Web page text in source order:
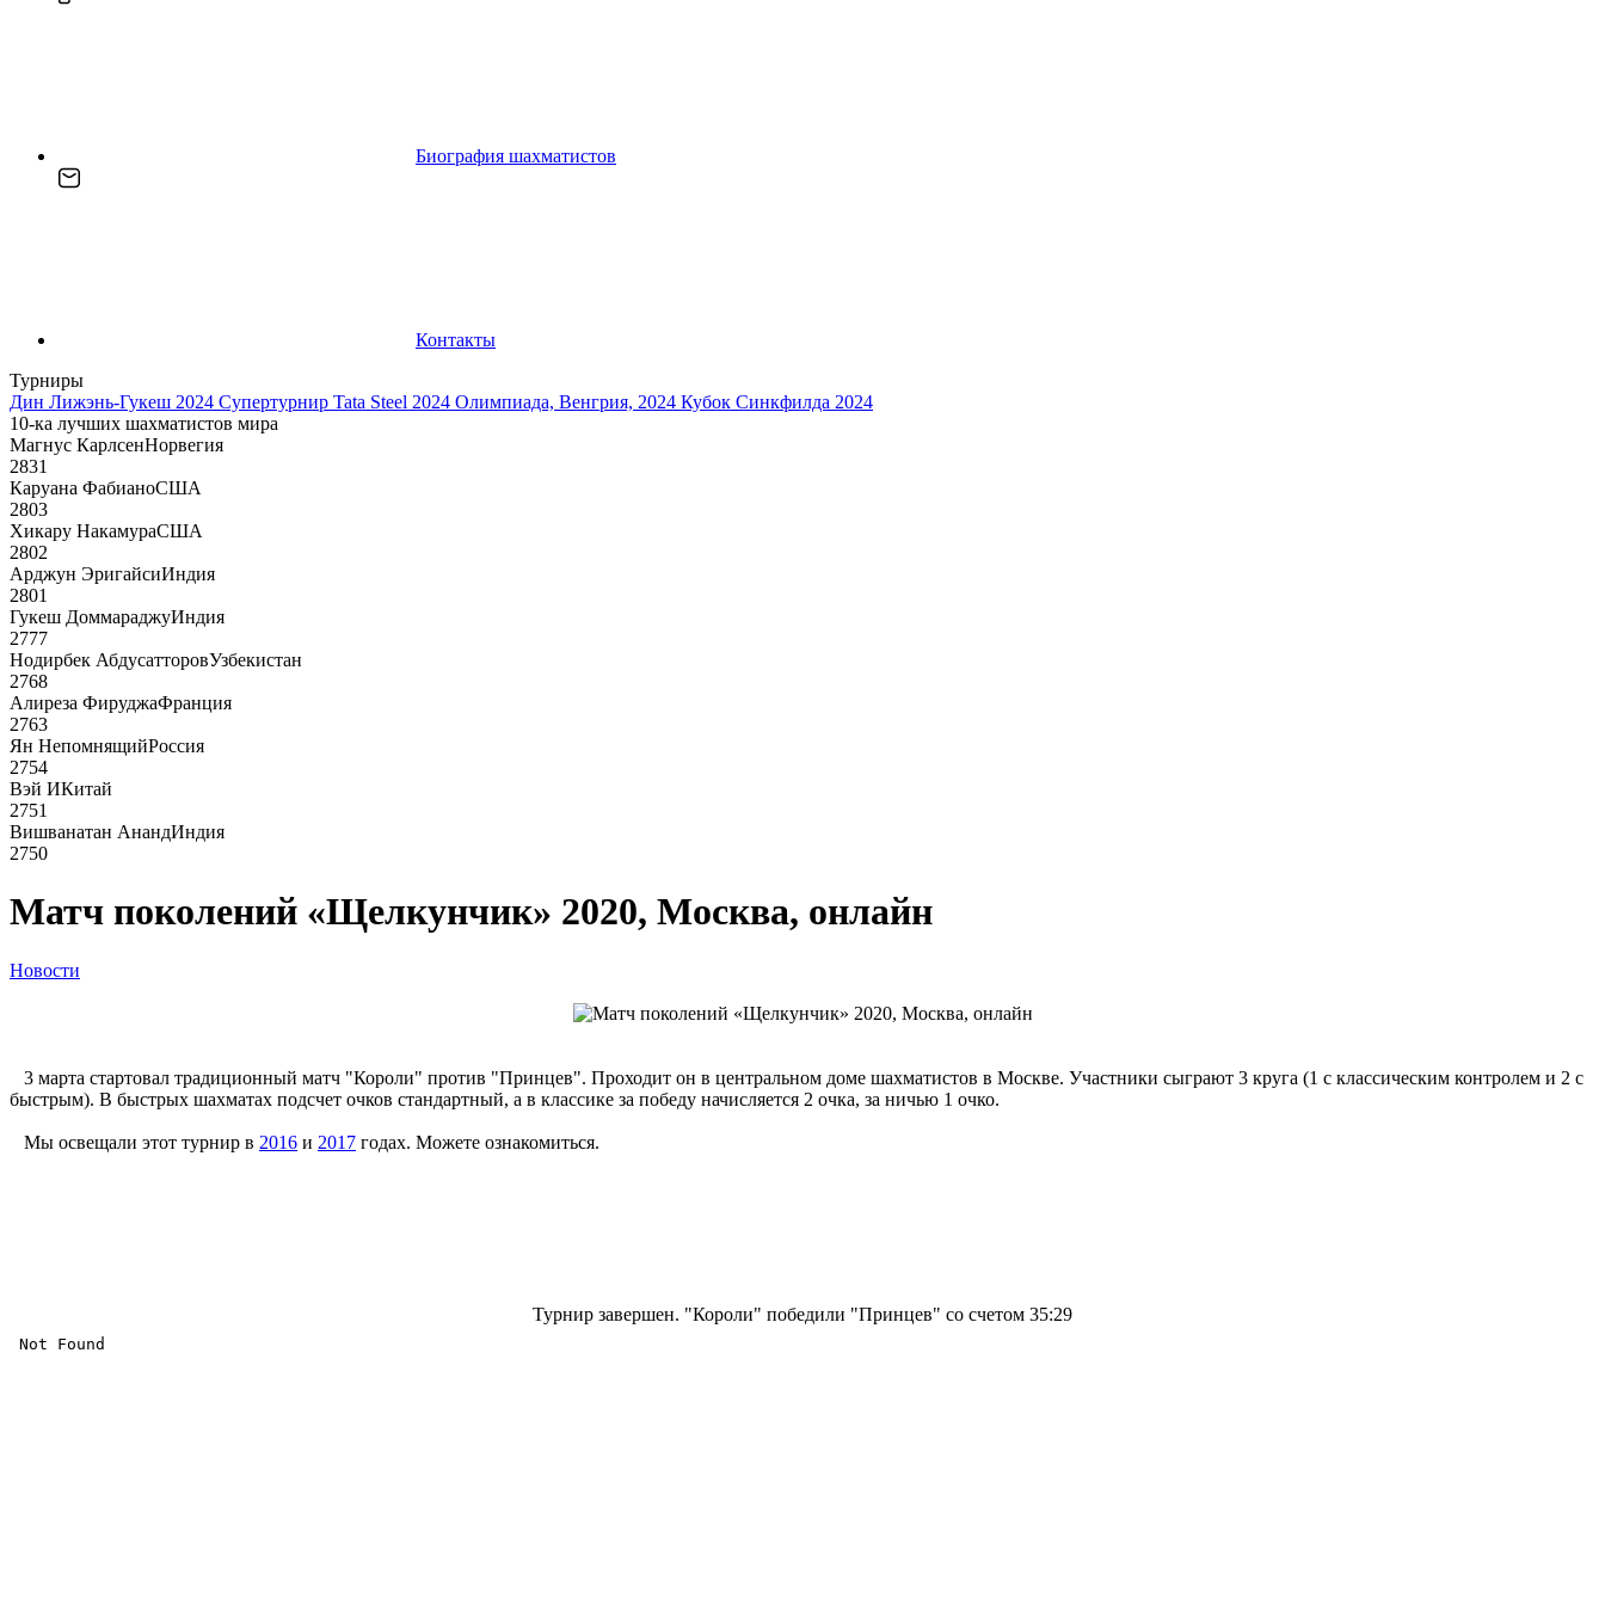
Биография шахматистов
Контакты
Турниры
Дин Лижэнь-Гукеш 2024 Супертурнир Tata Steel 2024 Олимпиада, Венгрия, 2024 Кубок Синкфилда 2024
10-ка лучших шахматистов мира
Магнус КарлсенНорвегия
2831
Каруана ФабианоСША
2803
Хикару НакамураСША
2802
Арджун ЭригайсиИндия
2801
Гукеш ДоммараджуИндия
2777
Нодирбек АбдусатторовУзбекистан
2768
Алиреза ФируджаФранция
2763
Ян НепомнящийРоссия
2754
Вэй ИКитай
2751
Вишванатан АнандИндия
2750
Матч поколений «Щелкунчик» 2020, Москва, онлайн
Новости
3 марта стартовал традиционный матч "Короли" против "Принцев". Проходит он в центральном доме шахматистов в Москве. Участники сыграют 3 круга (1 с классическим контролем и 2 с
быстрым). В быстрых шахматах подсчет очков стандартный, а в классике за победу начисляется 2 очка, за ничью 1 очко.
Мы освещали этот турнир в 2016 и 2017 годах. Можете ознакомиться.
Турнир завершен. "Короли" победили "Принцев" со счетом 35:29